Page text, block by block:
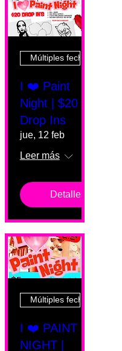
Múltiples fechas
I ❤️ Paint
Night | $20
Drop Ins
jue, 12 feb
Leer más
Detalles
Múltiples fechas
I ❤️ PAINT
NIGHT |